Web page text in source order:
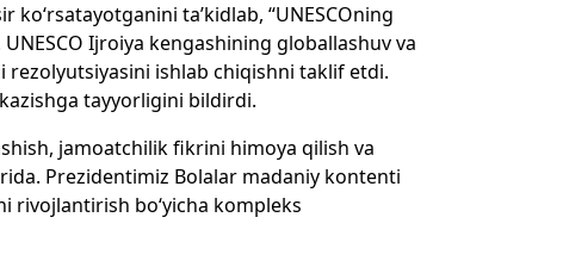
ta’kidlab, “UNESCOning
Ijroiya kengashining globallashuv va
rezolyutsiyasini ishlab chiqishni taklif etdi.
tayyorligini bildirdi.
jamoatchilik fikrini himoya qilish va
Prezidentimiz Bolalar madaniy kontenti
rivojlantirish bo‘yicha kompleks